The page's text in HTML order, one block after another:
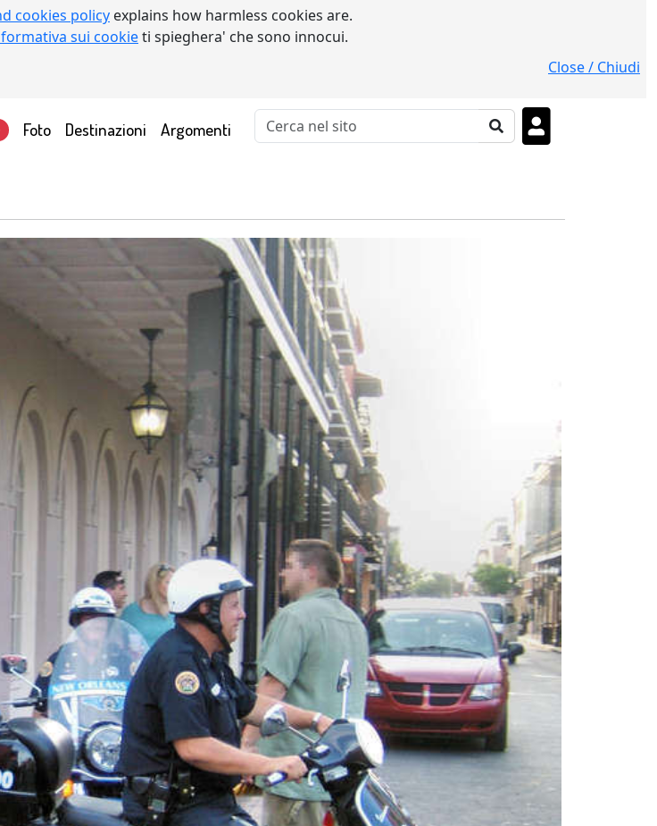
cookies policy explains how harmless cookies are.
sui cookieti spieghera' che sono innocui.
Close / Chiudi
Foto Destinazioni Argomenti